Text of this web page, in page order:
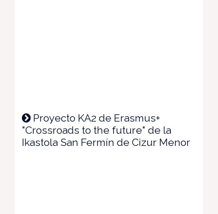
Proyecto KA2 de Erasmus+
"Crossroads to the future" de la
Ikastola San Fermín de Cizur Menor